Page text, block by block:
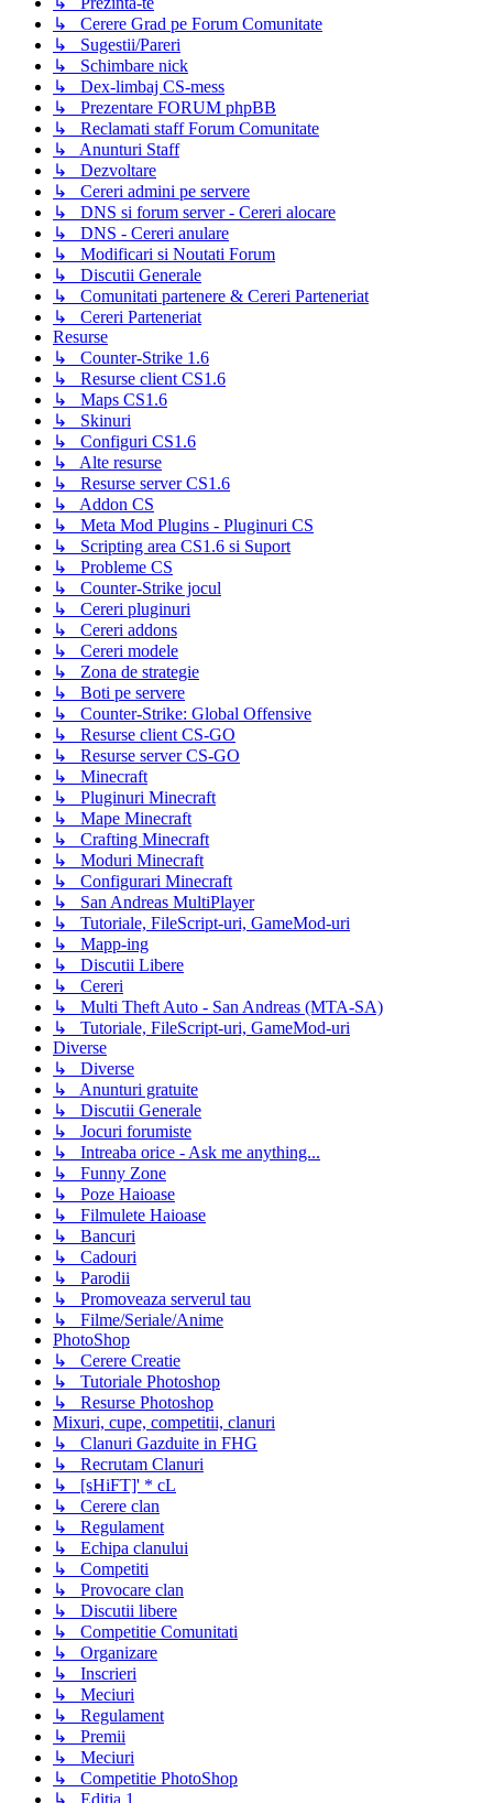
↳ Cerere Grad pe Forum Comunitate
↳ Sugestii/Pareri
↳ Schimbare nick
↳ Dex-limbaj CS-mess
↳ Prezentare FORUM phpBB
↳ Reclamati staff Forum Comunitate
↳ Anunturi Staff
↳ Dezvoltare
↳ Cereri admini pe servere
↳ DNS si forum server - Cereri alocare
↳ DNS - Cereri anulare
↳ Modificari si Noutati Forum
↳ Discutii Generale
↳ Comunitati partenere & Cereri Parteneriat
↳ Cereri Parteneriat
Resurse
↳ Counter-Strike 1.6
↳ Resurse client CS1.6
↳ Maps CS1.6
↳ Skinuri
↳ Configuri CS1.6
↳ Alte resurse
↳ Resurse server CS1.6
↳ Addon CS
↳ Meta Mod Plugins - Pluginuri CS
↳ Scripting area CS1.6 si Suport
↳ Probleme CS
↳ Counter-Strike jocul
↳ Cereri pluginuri
↳ Cereri addons
↳ Cereri modele
↳ Zona de strategie
↳ Boti pe servere
↳ Counter-Strike: Global Offensive
↳ Resurse client CS-GO
↳ Resurse server CS-GO
↳ Minecraft
↳ Pluginuri Minecraft
↳ Mape Minecraft
↳ Crafting Minecraft
↳ Moduri Minecraft
↳ Configurari Minecraft
↳ San Andreas MultiPlayer
↳ Tutoriale, FileScript-uri, GameMod-uri
↳ Mapp-ing
↳ Discutii Libere
↳ Cereri
↳ Multi Theft Auto - San Andreas (MTA-SA)
↳ Tutoriale, FileScript-uri, GameMod-uri
Diverse
↳ Diverse
↳ Anunturi gratuite
↳ Discutii Generale
↳ Jocuri forumiste
↳ Intreaba orice - Ask me anything...
↳ Funny Zone
↳ Poze Haioase
↳ Filmulete Haioase
↳ Bancuri
↳ Cadouri
↳ Parodii
↳ Promoveaza serverul tau
↳ Filme/Seriale/Anime
PhotoShop
↳ Cerere Creatie
↳ Tutoriale Photoshop
↳ Resurse Photoshop
Mixuri, cupe, competitii, clanuri
↳ Clanuri Gazduite in FHG
↳ Recrutam Clanuri
↳ [sHiFT]' * cL
↳ Cerere clan
↳ Regulament
↳ Echipa clanului
↳ Competiti
↳ Provocare clan
↳ Discutii libere
↳ Competitie Comunitati
↳ Organizare
↳ Inscrieri
↳ Meciuri
↳ Regulament
↳ Premii
↳ Meciuri
↳ Competitie PhotoShop